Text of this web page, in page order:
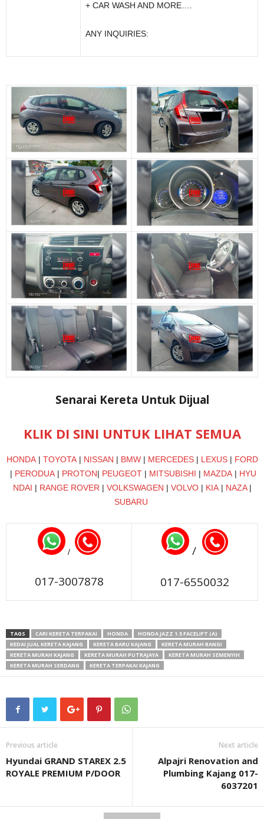
+ CAR WASH AND MORE….
ANY INQUIRIES:
Senarai Kereta Untuk Dijual
KLIK DI SINI UNTUK LIHAT SEMUA
HONDA| TOYOTA| NISSAN | BMW| MERCEDES| LEXUS| FORD
| PERODUA| PROTON| PEUGEOT | MITSUBISHI | MAZDA | HYU
NDAI | RANGE ROVER| VOLKSWAGEN | VOLVO| KIA | NAZA|
SUBARU
/
017-3007878
/
017-6550032
TAGS CARI KERETA TERPAKAI HONDA
HONDA JAZZ 1.5 FACELIFT (A)
KEDAI JUAL KERETA KAJANG
KERETA BARU KAJANG
KERETA MURAH BANGI
KERETA MURAH KAJANG
KERETA MURAH PUTRAJAYA
KERETA MURAH SEMENYIH
KERETA MURAH SERDANG
KERETA TERPAKAI KAJANG
Previous article
Hyundai GRAND STAREX 2.5
ROYALE PREMIUM P/DOOR
Next article
Alpajri Renovation and
Plumbing Kajang 017-
6037201